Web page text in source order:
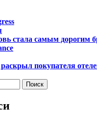
Предыдущая
статья:
стала самым дорогим
покупателя